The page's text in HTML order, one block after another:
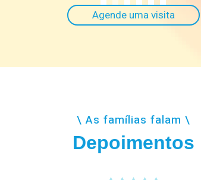
Agende uma visita
\ As famílias falam \
Depoimentos